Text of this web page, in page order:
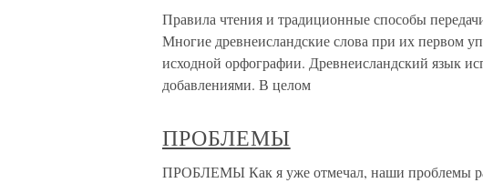
Правила чтения и традиционные способы
Многие древнеисландские слова при их первом
исходной орфографии. Древнеисландский язык
добавлениями. В целом
ПРОБЛЕМЫ
ПРОБЛЕМЫ Как я уже отмечал, наши проблемы